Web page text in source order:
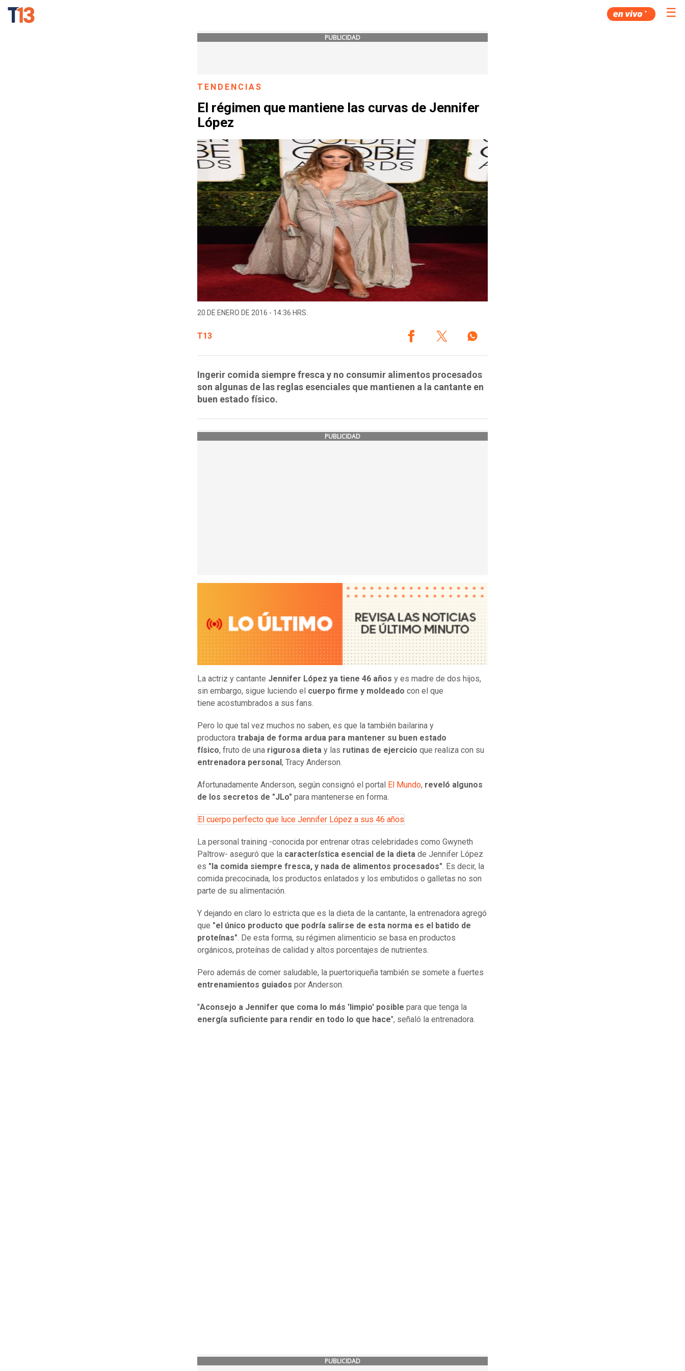
☰
PUBLICIDAD
TENDENCIAS
El régimen que mantiene las curvas de Jennifer
López
20 DE ENERO DE 2016 - 14:36 HRS.
T13
Ingerir comida siempre fresca y no consumir alimentos procesados
son algunas de las reglas esenciales que mantienen a la cantante en
buen estado físico.
PUBLICIDAD
La actriz y cantante Jennifer López ya tiene 46 años y es madre de dos hijos,
sin embargo, sigue luciendo el cuerpo firme y moldeado con el que
tiene acostumbrados a sus fans.
Pero lo que tal vez muchos no saben, es que la también bailarina y
productora trabaja de forma ardua para mantener su buen estado
físico, fruto de una rigurosa dieta y las rutinas de ejercicio que realiza con su
entrenadora personal , Tracy Anderson.
Afortunadamente Anderson, según consignó el portal El Mundo, reveló algunos
de los secretos de "JLo" para mantenerse en forma.
El cuerpo perfecto que luce Jennifer López a sus 46 años
La personal training -conocida por entrenar otras celebridades como Gwyneth
Paltrow- aseguró que la característica esencial de la dieta de Jennifer López
es "la comida siempre fresca, y nada de alimentos procesados". Es decir, la
comida precocinada, los productos enlatados y los embutidos o galletas no son
parte de su alimentación.
Y dejando en claro lo estricta que es la dieta de la cantante, la entrenadora agregó
que "el único producto que podría salirse de esta norma es el batido de
proteínas". De esta forma, su régimen alimenticio se basa en productos
orgánicos, proteínas de calidad y altos porcentajes de nutrientes.
Pero además de comer saludable, la puertoriqueña también se somete a fuertes
entrenamientos guiados por Anderson.
"Aconsejo a Jennifer que coma lo más 'limpio' posible para que tenga la
energía suficiente para rendir en todo lo que hace", señaló la entrenadora.
PUBLICIDAD